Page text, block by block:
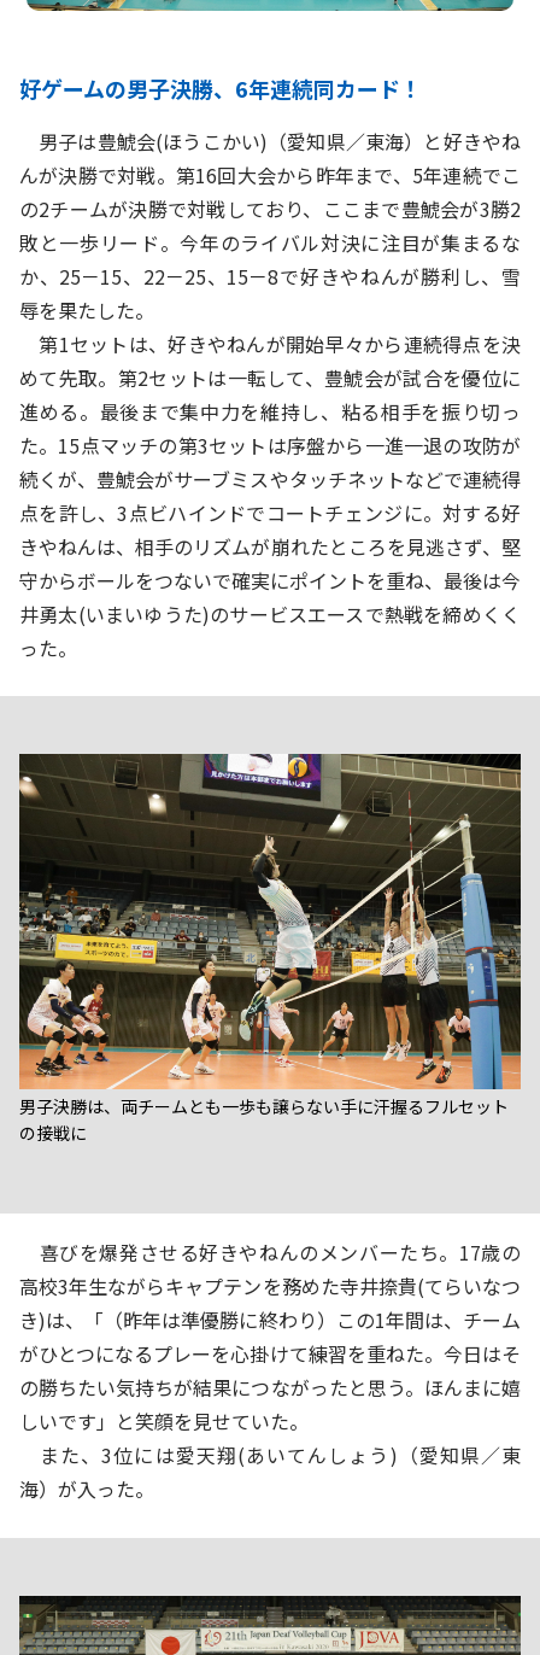
好ゲームの男子決勝、6年連続同カード！
男子は豊鯱会(ほうこかい)（愛知県／東海）と好きやね
んが決勝で対戦。第16回大会から昨年まで、5年連続でこ
の2チームが決勝で対戦しており、ここまで豊鯱会が3勝2
敗と一歩リード。今年のライバル対決に注目が集まるな
か、25－15、22－25、15－8で好きやねんが勝利し、雪
辱を果たした。
第1セットは、好きやねんが開始早々から連続得点を決
めて先取。第2セットは一転して、豊鯱会が試合を優位に
進める。最後まで集中力を維持し、粘る相手を振り切っ
た。15点マッチの第3セットは序盤から一進一退の攻防が
続くが、豊鯱会がサーブミスやタッチネットなどで連続得
点を許し、3点ビハインドでコートチェンジに。対する好
きやねんは、相手のリズムが崩れたところを見逃さず、堅
守からボールをつないで確実にポイントを重ね、最後は今
井勇太(いまいゆうた)のサービスエースで熱戦を締めくく
った。
男子決勝は、両チームとも一歩も譲らない手に汗握るフルセット
の接戦に
喜びを爆発させる好きやねんのメンバーたち。17歳の
高校3年生ながらキャプテンを務めた寺井捺貴(てらいなつ
き)は、「（昨年は準優勝に終わり）この1年間は、チーム
がひとつになるプレーを心掛けて練習を重ねた。今日はそ
の勝ちたい気持ちが結果につながったと思う。ほんまに嬉
しいです」と笑顔を見せていた。
また、3位には愛天翔(あいてんしょう)（愛知県／東
海）が入った。